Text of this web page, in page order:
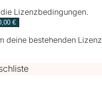
Lizenzbedingungen.
·10,00 €
deine bestehenden